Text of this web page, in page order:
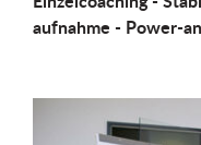
aufnahme - Power-